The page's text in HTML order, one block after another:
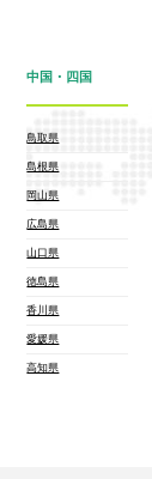
中国・四国
鳥取県
島根県
岡山県
広島県
山口県
徳島県
香川県
愛媛県
高知県